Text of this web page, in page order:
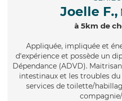
Joelle F.,
à 5km de
Appliquée, impliquée et
d'expérience et possède un
Dépendance (ADVD).
intestinaux et les troubles
services de toilette/